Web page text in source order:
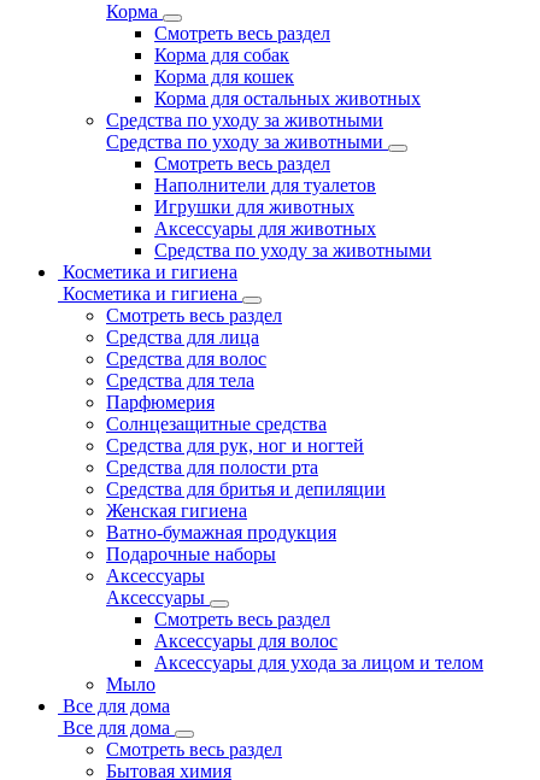
Корма
Смотреть весь раздел
Корма для собак
Корма для кошек
Корма для остальных животных
Средства по уходу за животными
Средства по уходу за животными
Смотреть весь раздел
Наполнители для туалетов
Игрушки для животных
Аксессуары для животных
Средства по уходу за животными
Косметика и гигиена
Косметика и гигиена
Смотреть весь раздел
Средства для лица
Средства для волос
Средства для тела
Парфюмерия
Солнцезащитные средства
Средства для рук, ног и ногтей
Средства для полости рта
Средства для бритья и депиляции
Женская гигиена
Ватно-бумажная продукция
Подарочные наборы
Аксессуары
Аксессуары
Смотреть весь раздел
Аксессуары для волос
Аксессуары для ухода за лицом и телом
Мыло
Все для дома
Все для дома
Смотреть весь раздел
Бытовая химия